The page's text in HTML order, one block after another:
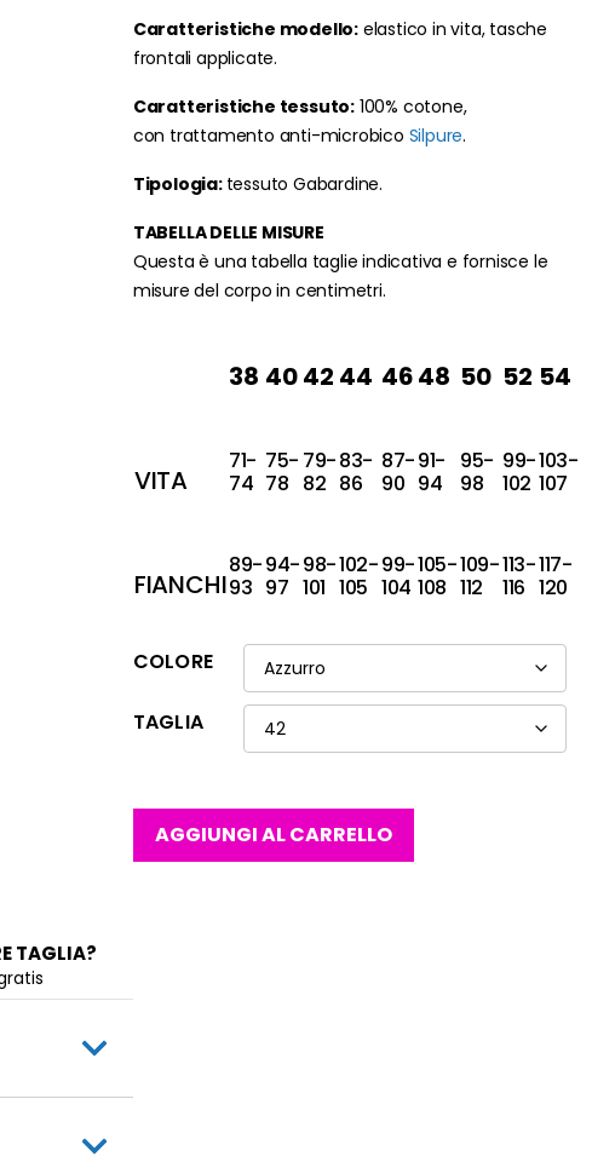
TAGLIA?
Caratteristiche modello:elastico in vita, tasche
frontali applicate.
Caratteristiche tessuto:100% cotone,
con trattamento anti-microbico Silpure.
Tipologia: tessuto Gabardine.
TABELLA DELLE MISURE
Questa è una tabella taglie indicativa e fornisce le
misure del corpo in centimetri.
38 40 42 44 4648 50 52 54
VITA
71-
74
75-
78
79-
82
83-
86
87-
90
91-
94
95-
98
99-
102
103-
107
FIANCHI
89-
93
94-
97
98-
101
102-
105
99-
104
105-
108
109-
112
113-
116
117-
120
COLORE
TAGLIA
AGGIUNGI AL CARRELLO